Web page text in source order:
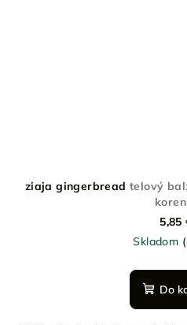
ziaja gingerbread telový
5,85
Skladom
Do